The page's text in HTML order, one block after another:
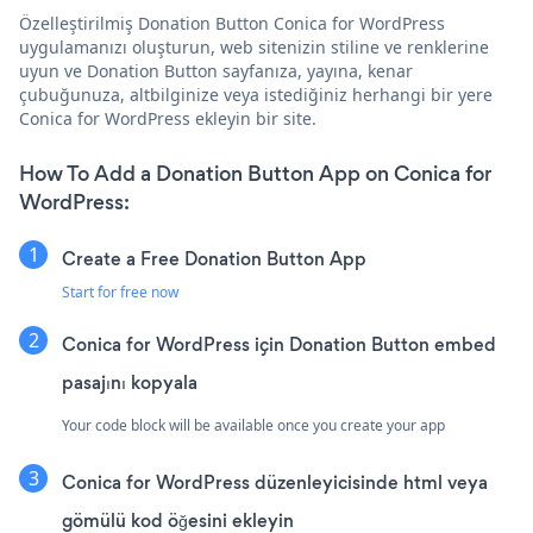
Özelleştirilmiş Donation Button Conica for WordPress
uygulamanızı oluşturun, web sitenizin stiline ve renklerine
uyun ve Donation Button sayfanıza, yayına, kenar
çubuğunuza, altbilginize veya istediğiniz herhangi bir yere
Conica for WordPress ekleyin bir site.
How To Add a Donation Button App on Conica for
WordPress:
Create a Free Donation Button App
Start for free now
Conica for WordPress için Donation Button embed
pasajını kopyala
Your code block will be available once you create your app
Conica for WordPress düzenleyicisinde html veya
gömülü kod öğesini ekleyin